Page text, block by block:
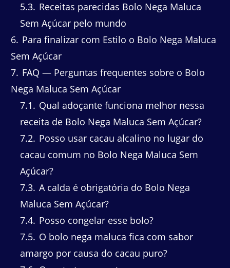
5.3 Receitas parecidas Bolo Nega Maluca
Sem Açúcar pelo mundo
6 Para finalizar com Estilo o Bolo Nega Maluca
Sem Açúcar
7 FAQ — Perguntas frequentes sobre o Bolo
Nega Maluca Sem Açúcar
7.1
Qual adoçante funciona melhor nessa
receita de Bolo Nega Maluca Sem Açúcar?
7.2 Posso usar cacau alcalino no lugar do
cacau comum no Bolo Nega Maluca Sem
Açúcar?
7.3 A calda é obrigatória do Bolo Nega
Maluca Sem Açúcar?
7.4 Posso congelar esse bolo?
7.5 O bolo nega maluca fica com sabor
amargo por causa do cacau puro?